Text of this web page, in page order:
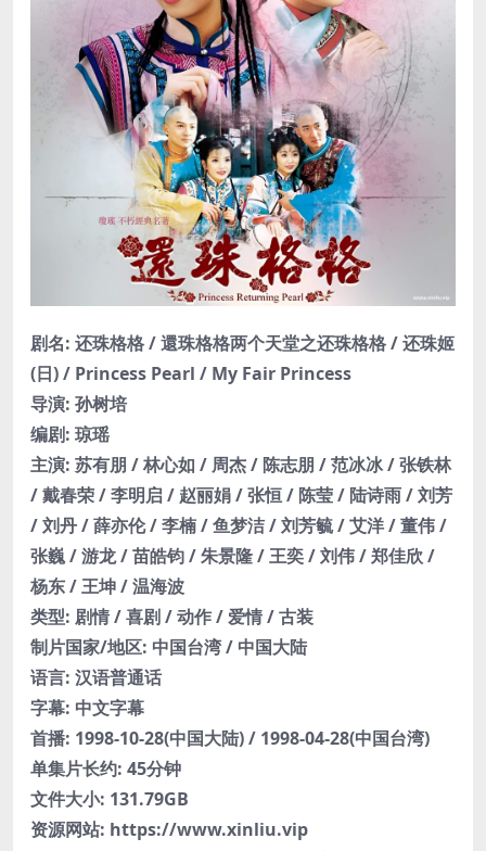
剧名: 还珠格格 / 還珠格格两个天堂之还珠格格 / 还珠姬
(日) / Princess Pearl / My Fair Princess
导演: 孙树培
编剧: 琼瑶
主演: 苏有朋 / 林心如 / 周杰 / 陈志朋 / 范冰冰 / 张铁林
/ 戴春荣 / 李明启 / 赵丽娟 / 张恒 / 陈莹 / 陆诗雨 / 刘芳
/ 刘丹 / 薛亦伦 / 李楠 / 鱼梦洁 / 刘芳毓 / 艾洋 / 董伟 /
张巍 / 游龙 / 苗皓钧 / 朱景隆 / 王奕 / 刘伟 / 郑佳欣 /
杨东 / 王坤 / 温海波
类型: 剧情 / 喜剧 / 动作 / 爱情 / 古装
制片国家/地区: 中国台湾 / 中国大陆
语言: 汉语普通话
字幕: 中文字幕
首播: 1998-10-28(中国大陆) / 1998-04-28(中国台湾)
单集片长约: 45分钟
文件大小: 131.79GB
资源网站: https://www.xinliu.vip